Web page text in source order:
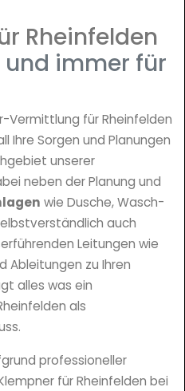
Rheinfelden
und immer für
Vermittlung für Rheinfelden
Ihre Sorgen und Planungen
unserer
neben der Planung und
wie Dusche, Wasch-
auch
Leitungen wie
Ableitungen zu Ihren
alles was ein
als
professioneller
für Rheinfelden bei